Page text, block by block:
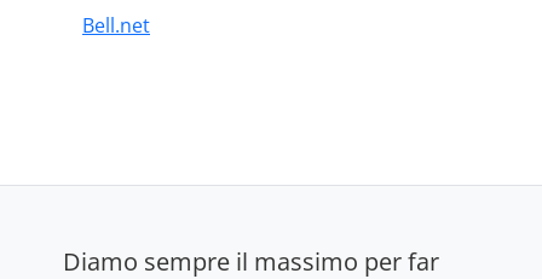
Bell.net
Diamo sempre il massimo per far